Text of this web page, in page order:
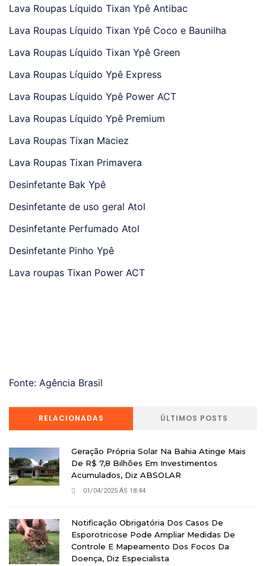
Lava Roupas Líquido Tixan Ypê Antibac
Lava Roupas Líquido Tixan Ypê Coco e Baunilha
Lava Roupas Líquido Tixan Ypê Green
Lava Roupas Líquido Ypê Express
Lava Roupas Líquido Ypê Power ACT
Lava Roupas Líquido Ypê Premium
Lava Roupas Tixan Maciez
Lava Roupas Tixan Primavera
Desinfetante Bak Ypê
Desinfetante de uso geral Atol
Desinfetante Perfumado Atol
Desinfetante Pinho Ypê
Lava roupas Tixan Power ACT
Fonte: Agência Brasil
RELACIONADAS ÚLTIMOS POSTS
Geração Própria Solar Na Bahia Atinge Mais
De R$ 7,8 Bilhões Em Investimentos
Acumulados, Diz ABSOLAR
01/04/2025 ÁS 18:44
Notificação Obrigatória Dos Casos De
Esporotricose Pode Ampliar Medidas De
Controle E Mapeamento Dos Focos Da
Doença, Diz Especialista